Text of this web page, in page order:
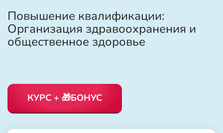
Повышение квалификации:
Организация здравоохранения и
общественное здоровье
КУРС + 🎁БОНУС